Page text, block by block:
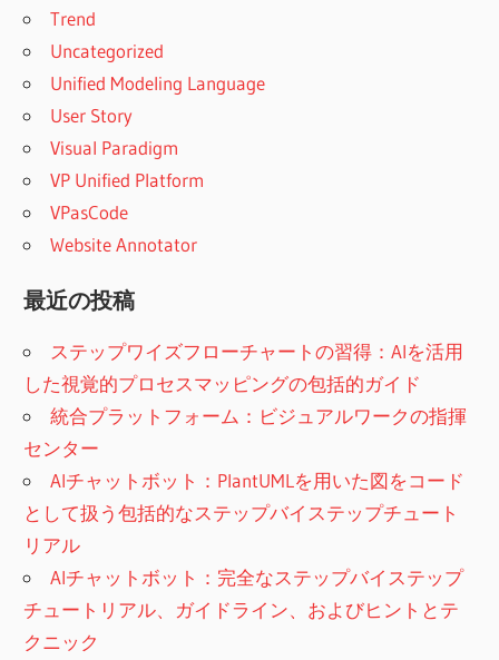
Trend
Uncategorized
Unified Modeling Language
User Story
Visual Paradigm
VP Unified Platform
VPasCode
Website Annotator
最近の投稿
ステップワイズフローチャートの習得：AIを活用
した視覚的プロセスマッピングの包括的ガイド
統合プラットフォーム：ビジュアルワークの指揮
センター
AIチャットボット：PlantUMLを用いた図をコード
として扱う包括的なステップバイステップチュート
リアル
AIチャットボット：完全なステップバイステップ
チュートリアル、ガイドライン、およびヒントとテ
クニック